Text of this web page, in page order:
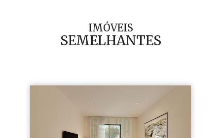
IMÓVEIS
SEMELHANTES